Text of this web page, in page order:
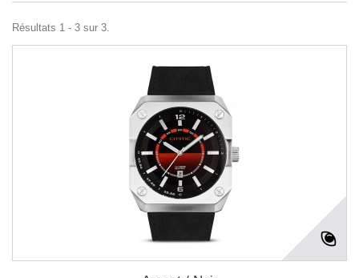
Résultats 1 - 3 sur 3.